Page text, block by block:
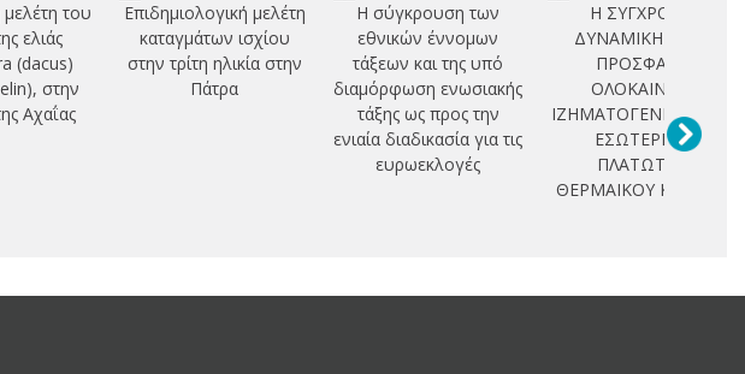
του
ελιάς
(dacus)
στην
Αχαΐας
Επιδημιολογική μελέτη
καταγμάτων ισχίου
στην τρίτη ηλικία στην
Πάτρα
Η σύγκρουση των
εθνικών έννομων
τάξεων και της υπό
διαμόρφωση ενωσιακής
τάξης ως προς την
ενιαία διαδικασία για τις
ευρωεκλογές
Η ΣΥΓΧΡΟΝΗ
ΔΥΝΑΜΙΚΗ ΚΑΙ Η
ΠΡΟΣΦΑΤΗ
ΟΛΟΚΑΙΝΙΚΗ
ΙΖΗΜΑΤΟΓΕΝΕΣΗ ΣΤΟ
ΕΣΩΤΕΡΙΚΟ
ΠΛΑΤΩΤΟΥ
ΘΕΡΜΑΙΚΟΥ ΚΟΛΠΟΥ